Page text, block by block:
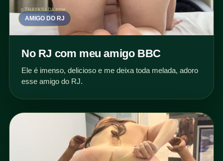
AMIGO DO RJ
No RJ com meu amigo BBC
Ele é imenso, delicioso e me deixa toda melada, adoro
esse amigo do RJ.